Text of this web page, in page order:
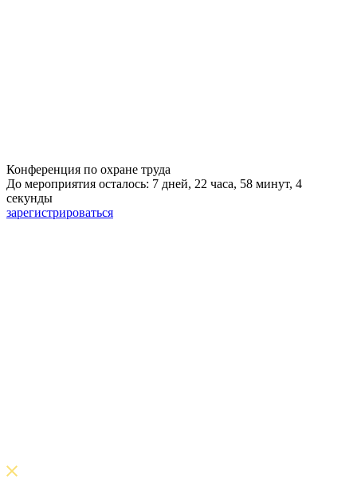
Конференция по охране труда
До мероприятия осталось: 7 дней, 22 часа, 58 минут, 3
секунды
зарегистрироваться